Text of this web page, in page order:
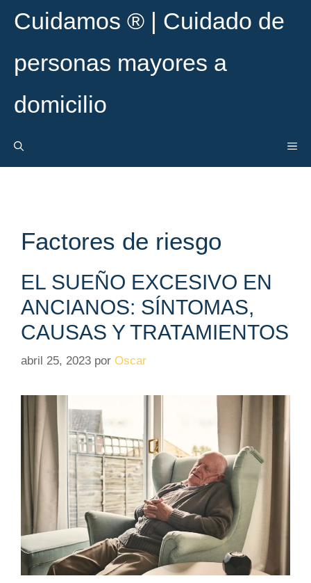
Cuidamos ® | Cuidado de
personas mayores a
domicilio
Factores de riesgo
EL SUEÑO EXCESIVO EN
ANCIANOS: SÍNTOMAS,
CAUSAS Y TRATAMIENTOS
abril 25, 2023 por Oscar